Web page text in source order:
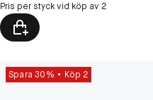
Pris per styck vid köp av 2
Spara 30% Köp 2